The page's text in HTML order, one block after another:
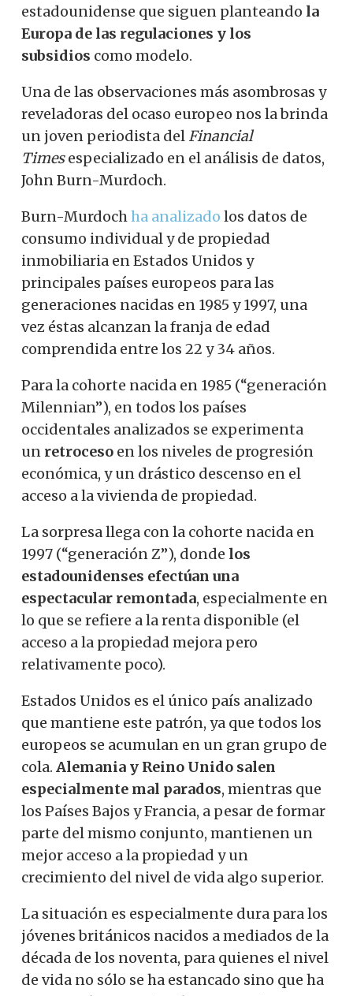
estadounidense que siguen planteando la
Europa de las regulaciones y los
subsidios como modelo.
Una de las observaciones más asombrosas y
reveladoras del ocaso europeo nos la brinda
un joven periodista del Financial
Timesespecializado en el análisis de datos,
John Burn-Murdoch.
Burn-Murdochha analizado los datos de
consumo individual y de propiedad
inmobiliaria en Estados Unidos y
principales países europeos para las
generaciones nacidas en 1985 y 1997, una
vez éstas alcanzan la franja de edad
comprendida entre los 22 y 34 años.
Para la cohorte nacida en 1985 (“generación
Milennian”), en todos los países
occidentales analizados se experimenta
un retroceso en los niveles de progresión
económica, y un drástico descenso en el
acceso a la vivienda de propiedad.
La sorpresa llega con la cohorte nacida en
1997 (“generación Z”), donde los
estadounidenses efectúan una
espectacular remontada, especialmente en
lo que se refiere a la renta disponible (el
acceso a la propiedad mejora pero
relativamente poco).
Estados Unidos es el único país analizado
que mantiene este patrón, ya que todos los
europeos se acumulan en un gran grupo de
cola. Alemania y Reino Unido salen
especialmente mal parados, mientras que
los Países Bajos y Francia, a pesar de formar
parte del mismo conjunto, mantienen un
mejor acceso a la propiedad y un
crecimiento del nivel de vida algo superior.
La situación es especialmente dura para los
jóvenes británicos nacidos a mediados de la
década de los noventa, para quienes el nivel
de vida no sólo se ha estancado sino que ha